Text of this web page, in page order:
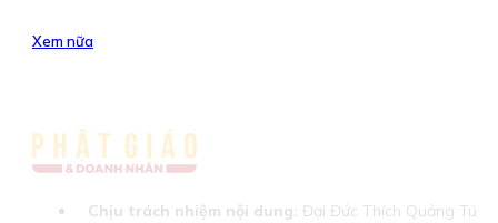
Xem nữa
Chịu trách nhiệm nội dung: Đại Đức Thích Quảng Tú